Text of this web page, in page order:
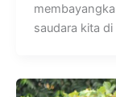
saudara kita